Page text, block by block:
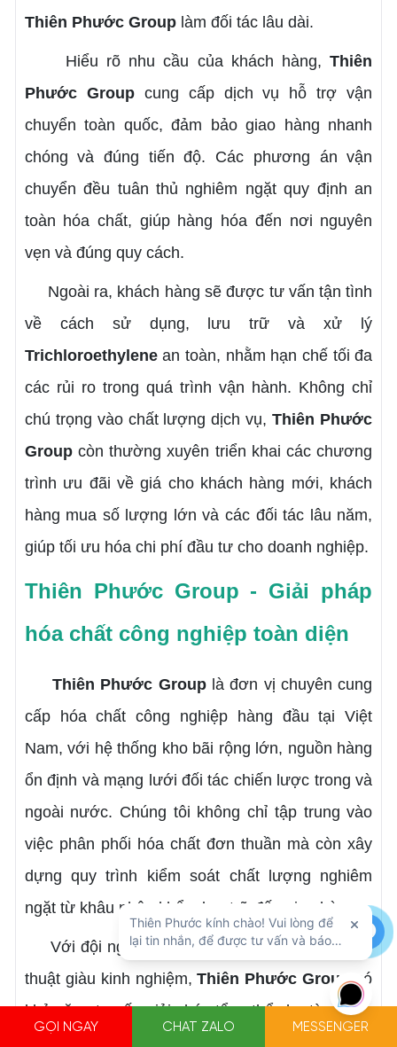
Thiên Phước Grouplàm đối tác lâu dài.
Hiểu rõ nhu cầu của khách hàng,Thiên
Phước Groupcung cấp dịch vụ hỗ trợ vận
chuyển toàn quốc, đảm bảo giao hàng nhanh
chóng và đúng tiến độ. Các phương án vận
chuyển đều tuân thủ nghiêm ngặt quy định an
toàn hóa chất, giúp hàng hóa đến nơi nguyên
vẹn và đúng quy cách.
Ngoài ra, khách hàng sẽ được tư vấn tận tình
về cách sử dụng, lưu trữ và xử lý
Trichloroethylenean toàn, nhằm hạn chế tối đa
các rủi ro trong quá trình vận hành. Không chỉ
chú trọng vào chất lượng dịch vụ,Thiên Phước
Groupcòn thường xuyên triển khai các chương
trình ưu đãi về giá cho khách hàng mới, khách
hàng mua số lượng lớn và các đối tác lâu năm,
giúp tối ưu hóa chi phí đầu tư cho doanh nghiệp.
Thiên Phước Group - Giải pháp
hóa chất công nghiệp toàn diện
Thiên Phước Grouplà đơn vị chuyên cung
cấp hóa chất công nghiệp hàng đầu tại Việt
Nam, với hệ thống kho bãi rộng lớn, nguồn hàng
ổn định và mạng lưới đối tác chiến lược trong và
ngoài nước. Chúng tôi không chỉ tập trung vào
việc phân phối hóa chất đơn thuần mà còn xây
dựng quy trình kiểm soát chất lượng nghiêm
ngặt từ khâu nhập khẩu, lưu trữ đến giao hàng.
Với đội ngũ kỹ sư hóa chất và chuyên gia kỹ
thuật giàu kinh nghiệm,Thiên Phước Groupcó
khả năng tư vấn giải pháp tổng thể cho từng lĩnh
GỌI NGAY CHAT ZALO MESSENGER